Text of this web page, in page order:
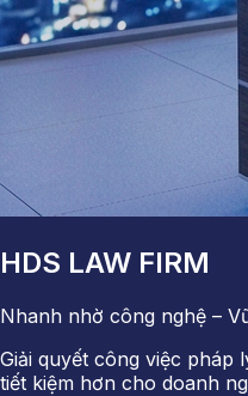
HDS LAW FIRM
Nhanh nhờ công nghệ –
Giải quyết công việc pháp
tiết kiệm hơn cho doanh